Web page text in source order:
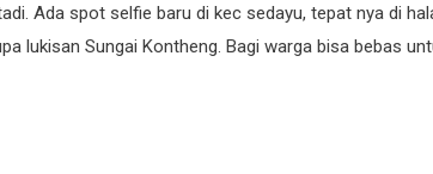
Ada spot selfie baru di kec sedayu, tepat nya di
lukisan Sungai Kontheng. Bagi warga bisa bebas